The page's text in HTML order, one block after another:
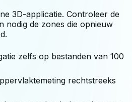
3D-applicatie. Controleer de
nodig de zones die opnieuw
zelfs op bestanden van 100
rechtstreeks